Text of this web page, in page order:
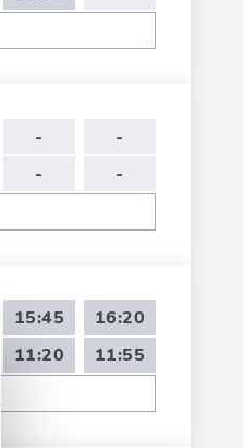
- -
-
-
15:45 16:20
11:20
11:55